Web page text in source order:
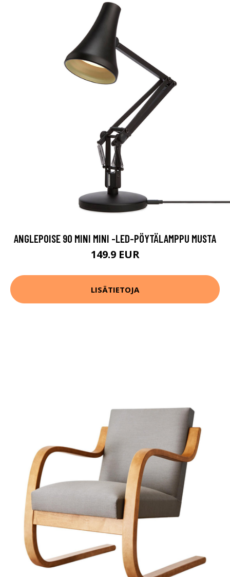
ANGLEPOISE 90 MINI MINI -LED-PÖYTÄLAMPPU MUSTA
149.9 EUR
LISÄTIETOJA